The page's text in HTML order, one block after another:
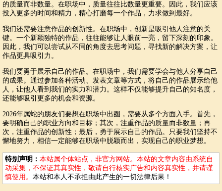
的质量而非数量。在职场中，质量往往比数量更重要。因此，我们应该
投入更多的时间和精力，精心打磨每一个作品，力求做到最好。
我们还需要注意作品的创新性。在职场中，创新是吸引他人注意的关
键。一个新颖独特的作品，往往能够让人眼前一亮，留下深刻的印象。
因此，我们可以尝试从不同的角度去思考问题，寻找新的解决方案，让
作品更具吸引力。
我们要勇于展示自己的作品。在职场中，我们需要学会与他人分享自己
的成果。通过参加各种活动、发表文章等方式，将自己的作品展示给他
人，让他人看到我们的实力和潜力。这样不仅能够提升自己的知名度，
还能够吸引更多的机会和资源。
2026年属蛇的朋友们要想在职场中出圈，需要从多个方面入手。首先，
要明确自己的职业方向和目标；其次，注重作品的质量而非数量；再
次，注重作品的创新性；最后，勇于展示自己的作品。只要我们坚持不
懈地努力，相信一定能够在职场中脱颖而出，实现自己的职业梦想。
特别声明： 本站属个体站点，非官方网站。本站的文章内容由系统自
动采集，不保证其真实性，敬请自行核实广告和内容真实性，并请谨
慎使用。 本站和本人不承担由此产生的一切法律后果！